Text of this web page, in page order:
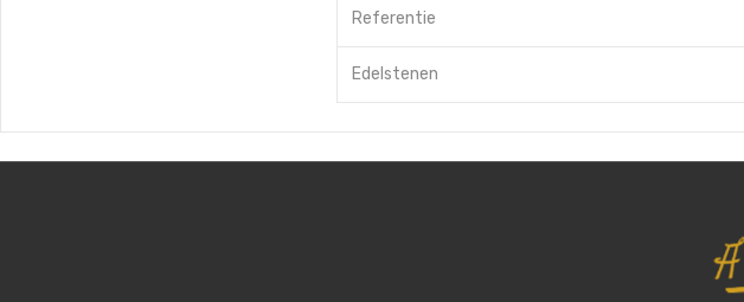
Referentie
Edelstenen